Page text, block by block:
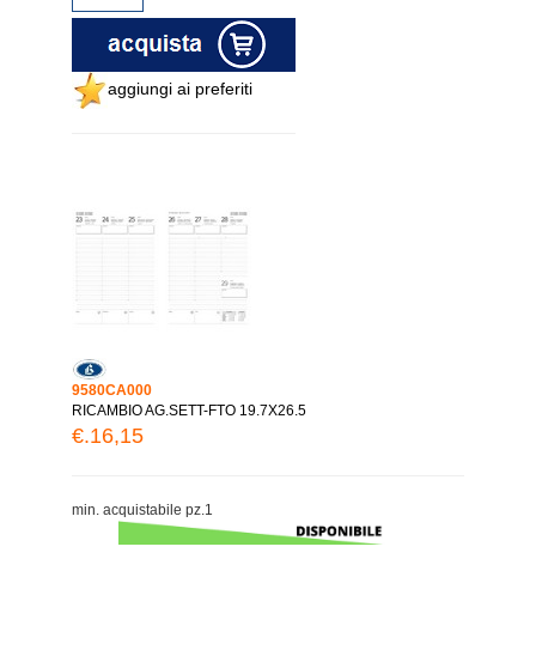
aggiungi ai preferiti
9580CA000
RICAMBIO AG.SETT-FTO 19.7X26.5
€.16,15
min. acquistabile pz.1